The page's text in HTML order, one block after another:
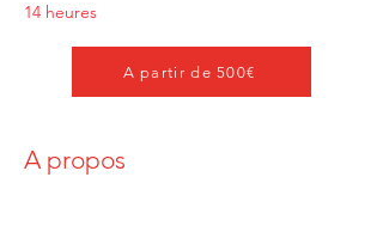
14 heures
A partir de 500€
A propos